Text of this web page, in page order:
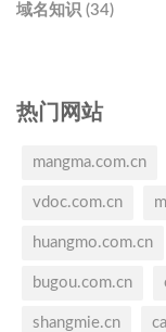
域名知识 (34)
热门网站
mangma.com.cn
vdoc.com.cn
huangmo.com.cn
bugou.com.cn
shangmie.cn